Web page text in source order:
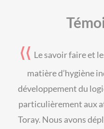
⟨⟨ Le savoir faire et
matière d’hygiène
développement du
particulièrement aux
Toray. Nous avons